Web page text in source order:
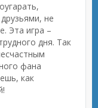
не
Эта игра –
дня. Так
фана
как